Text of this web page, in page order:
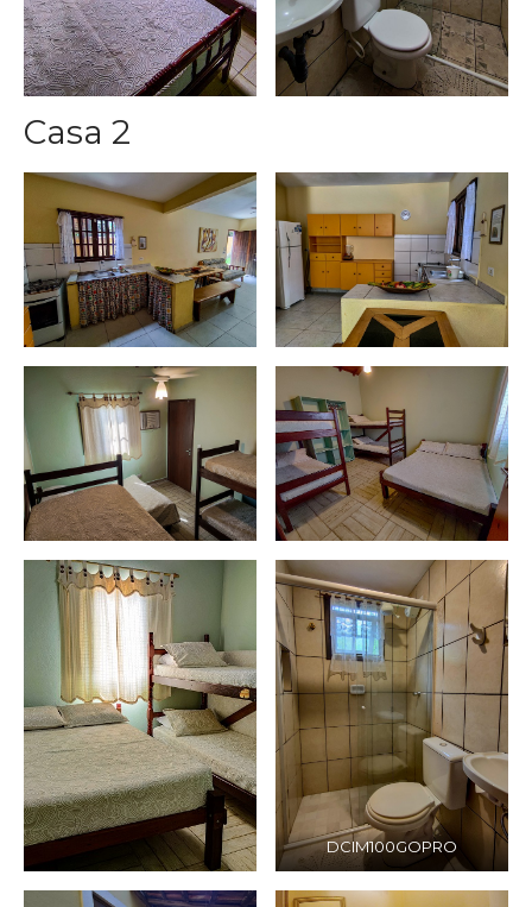
Casa 2
DCIM100GOPRO